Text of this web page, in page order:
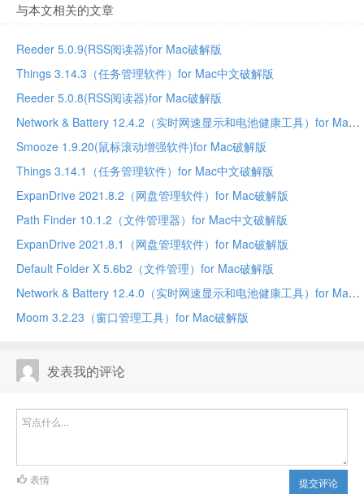
与本文相关的文章
Reeder 5.0.9(RSS阅读器)for Mac破解版
Things 3.14.3（任务管理软件）for Mac中文破解版
Reeder 5.0.8(RSS阅读器)for Mac破解版
Network & Battery 12.4.2（实时网速显示和电池健康工具）for Mac中文破解版
Smooze 1.9.20(鼠标滚动增强软件)for Mac破解版
Things 3.14.1（任务管理软件）for Mac中文破解版
ExpanDrive 2021.8.2（网盘管理软件）for Mac破解版
Path Finder 10.1.2（文件管理器）for Mac中文破解版
ExpanDrive 2021.8.1（网盘管理软件）for Mac破解版
Default Folder X 5.6b2（文件管理）for Mac破解版
Network & Battery 12.4.0（实时网速显示和电池健康工具）for Mac中文破解版
Moom 3.2.23（窗口管理工具）for Mac破解版
发表我的评论
提交评论
表情